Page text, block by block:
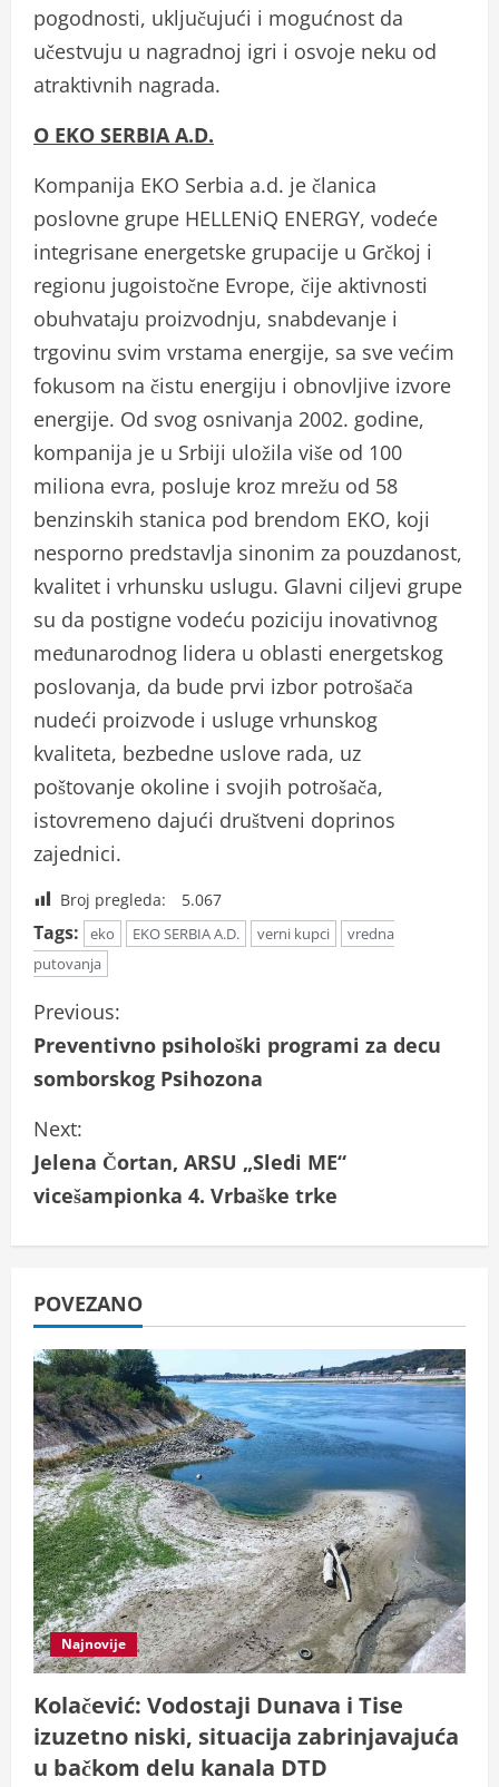
pogodnosti, uključujući i mogućnost da
učestvuju u nagradnoj igri i osvoje neku od
atraktivnih nagrada.
O EKO SERBIA A.D.
Kompanija EKO Serbia a.d. je članica
poslovne grupe HELLENiQ ENERGY, vodeće
integrisane energetske grupacije u Grčkoj i
regionu jugoistočne Evrope, čije aktivnosti
obuhvataju proizvodnju, snabdevanje i
trgovinu svim vrstama energije, sa sve većim
fokusom na čistu energiju i obnovljive izvore
energije. Od svog osnivanja 2002. godine,
kompanija je u Srbiji uložila više od 100
miliona evra, posluje kroz mrežu od 58
benzinskih stanica pod brendom EKO, koji
nesporno predstavlja sinonim za pouzdanost,
kvalitet i vrhunsku uslugu. Glavni ciljevi grupe
su da postigne vodeću poziciju inovativnog
međunarodnog lidera u oblasti energetskog
poslovanja, da bude prvi izbor potrošača
nudeći proizvode i usluge vrhunskog
kvaliteta, bezbedne uslove rada, uz
poštovanje okoline i svojih potrošača,
istovremeno dajući društveni doprinos
zajednici.
Broj pregleda: 5.067
Tags: eko EKO SERBIA A.D. verni kupci
vredna
putovanja
C
o
n
t
i
n
u
e
R
e
a
d
i
n
g
Previous:
Preventivno psihološki programi za decu
somborskog Psihozona
Next:
Jelena Čortan, ARSU „Sledi ME“
vicešampionka 4. Vrbaške trke
POVEZANO
Najnovije
Kolačević: Vodostaji Dunava i Tise
izuzetno niski, situacija zabrinjavajuća
u bačkom delu kanala DTD